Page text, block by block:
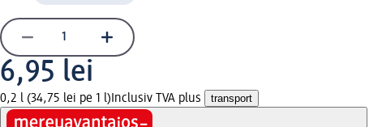
6,95 lei
0,2 l (34,75 lei pe 1 l) Inclusiv TVA plus transport